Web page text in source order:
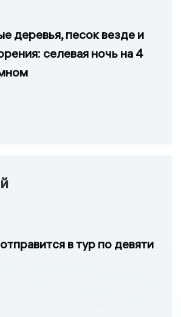
деревья, песок везде и
селевая ночь на 4
в тур по девяти